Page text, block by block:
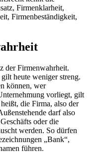
Firmenklarheit,
Firmenbeständigkeit,
der Firmenwahrheit.
heute weniger streng.
können, wer
vorliegt, gilt
die Firma, also der
darf also
oder die
werden. So dürfen
„Bank“,
führen.